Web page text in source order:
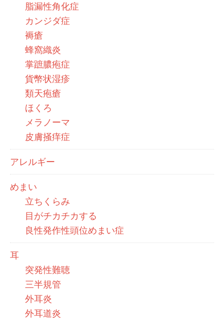
脂漏性角化症
カンジダ症
褥瘡
蜂窩織炎
掌蹠膿疱症
貨幣状湿疹
類天疱瘡
ほくろ
メラノーマ
皮膚掻痒症
アレルギー
めまい
立ちくらみ
目がチカチカする
良性発作性頭位めまい症
耳
突発性難聴
三半規管
外耳炎
外耳道炎